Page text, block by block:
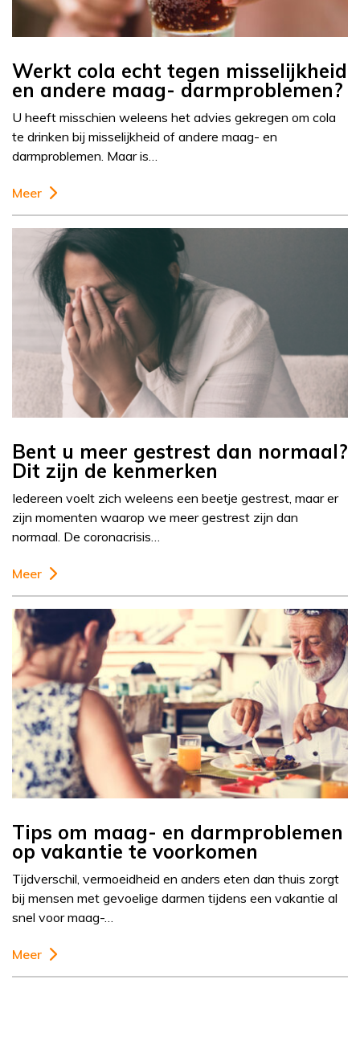
Werkt cola echt tegen misselijkheid
en andere maag- darmproblemen?
U heeft misschien weleens het advies gekregen om cola
te drinken bij misselijkheid of andere maag- en
darmproblemen. Maar is…
Meer
Bent u meer gestrest dan normaal?
Dit zijn de kenmerken
Iedereen voelt zich weleens een beetje gestrest, maar er
zijn momenten waarop we meer gestrest zijn dan
normaal. De coronacrisis…
Meer
Tips om maag- en darmproblemen
op vakantie te voorkomen
Tijdverschil, vermoeidheid en anders eten dan thuis zorgt
bij mensen met gevoelige darmen tijdens een vakantie al
snel voor maag-…
Meer